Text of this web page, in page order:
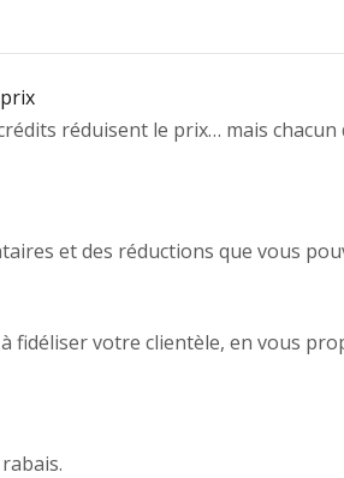
réduisent le prix… mais chacun
et des réductions que vous
fidéliser votre clientèle, en vous